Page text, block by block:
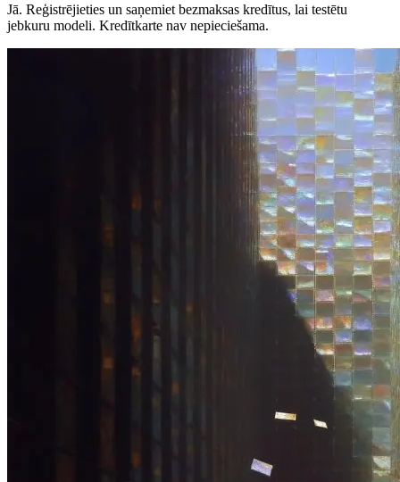
Jā. Reģistrējieties un saņemiet bezmaksas kredītus, lai testētu
jebkuru modeli. Kredītkarte nav nepieciešama.